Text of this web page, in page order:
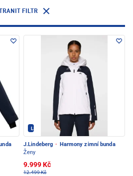
FILTR
LINDEBERG - PEC POD SNĚŽKOU
J.Lindeberg · Harmony zimní bunda
Ženy
9.999 Kč
12.499 Kč